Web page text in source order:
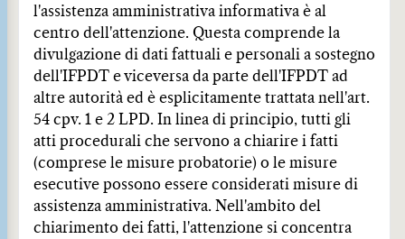
l'assistenza amministrativa informativa è al
centro dell'attenzione. Questa comprende la
divulgazione di dati fattuali e personali a sostegno
dell'IFPDT e viceversa da parte dell'IFPDT ad
altre autorità ed è esplicitamente trattata nell'art.
54 cpv. 1 e 2 LPD. In linea di principio, tutti gli
atti procedurali che servono a chiarire i fatti
(comprese le misure probatorie) o le misure
esecutive possono essere considerati misure di
assistenza amministrativa. Nell'ambito del
chiarimento dei fatti, l'attenzione si concentra